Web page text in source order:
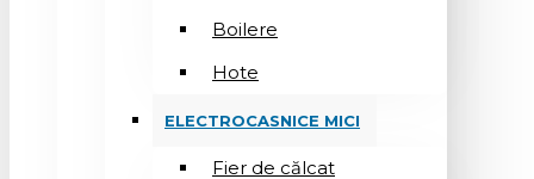
Boilere
Hote
ELECTROCASNICE MICI
Fier de călcat